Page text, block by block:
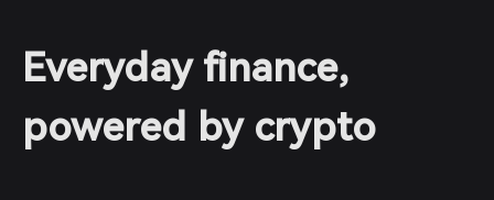
Everyday finance,
powered by crypto